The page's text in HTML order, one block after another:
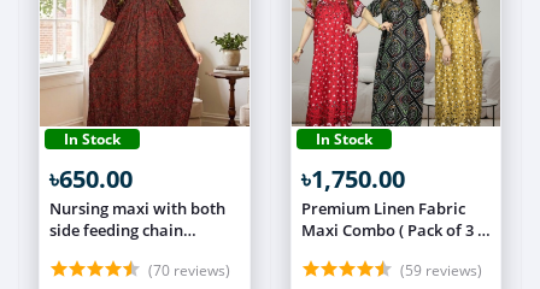
In Stock
৳650.00
Nursing maxi with both
side feeding chain
(70 reviews)
In Stock
৳1,750.00
Premium Linen Fabric
Maxi Combo ( Pack of 3 )
(59 reviews)